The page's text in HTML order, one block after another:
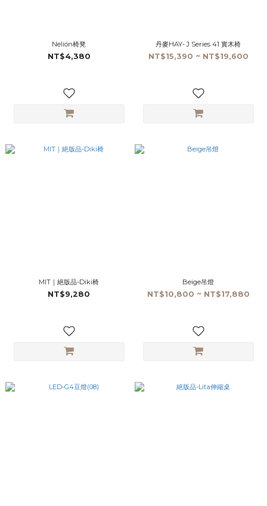
Neliön椅凳
NT$4,380
丹麥HAY- J Series 41 實木椅
NT$15,390 ~ NT$19,600
MIT｜絕版品-Diki椅
NT$9,280
Beige吊燈
NT$10,800 ~ NT$17,880